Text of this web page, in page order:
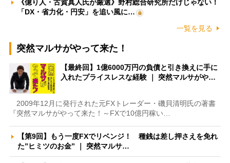
《億り人・古賀真人氏が厳選》野村総合研究所だけじゃない！
「DX・省力化・円安」を追い風に…
一覧を見る
突然マルサがやって来た！
【最終回】1億6000万円の負債と引き換えに手に
入れたプライスレスな経験 ｜ 突然マルサがや…
2009年12月に発行された元FXトレーダー・磯貝清明氏の著書
『突然マルサがやって来た！～FXで10億円稼い…
【第9回】もう一度FXでリベンジ！ 種銭は差し押さえを免れ
た”ヒミツのお金” ｜ 突然マルサ…